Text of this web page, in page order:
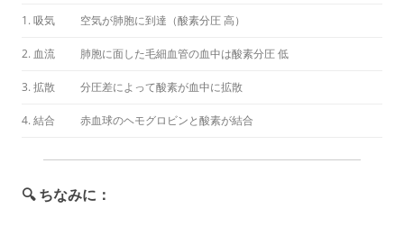
1. 吸気 空気が肺胞に到達（酸素分圧 高）
2. 血流 肺胞に面した毛細血管の血中は酸素分圧 低
3. 拡散 分圧差によって酸素が血中に拡散
4. 結合 赤血球のヘモグロビンと酸素が結合
🔍 ちなみに：